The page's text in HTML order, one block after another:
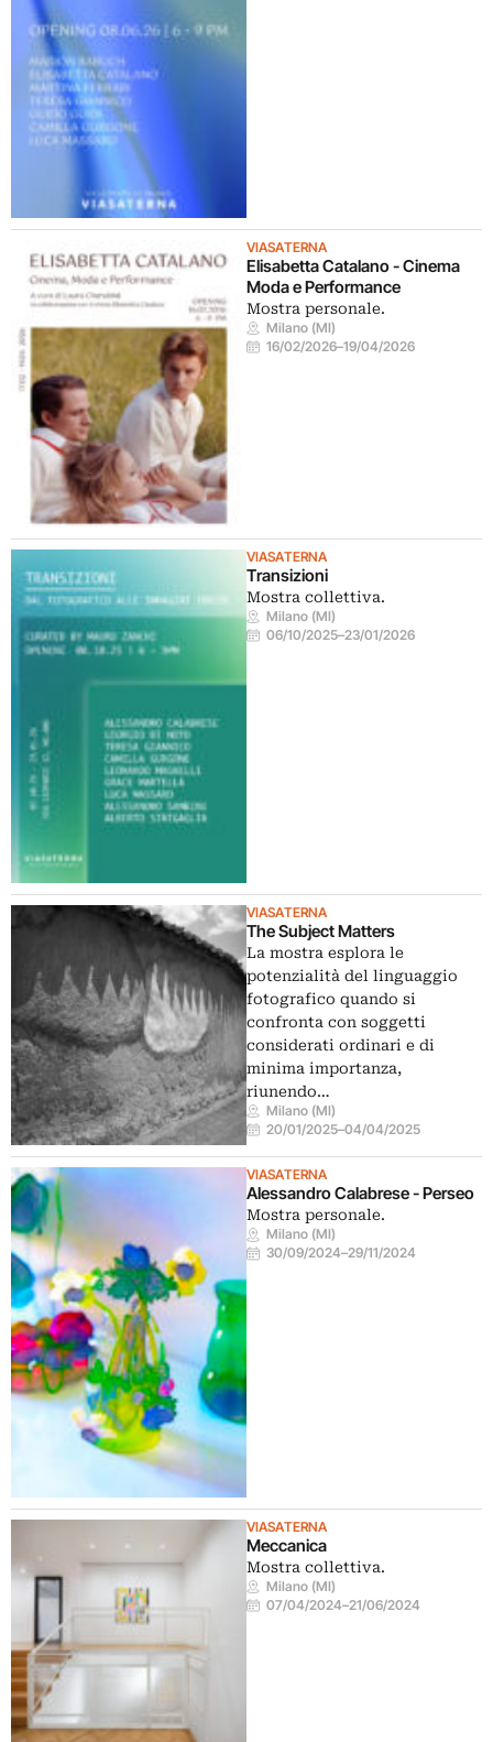
VIASATERNA
Elisabetta Catalano - Cinema
Moda e Performance
Mostra personale.
Milano (MI)
16/02/2026–19/04/2026
VIASATERNA
Transizioni
Mostra collettiva.
Milano (MI)
06/10/2025–23/01/2026
VIASATERNA
The Subject Matters
La mostra esplora le
potenzialità del linguaggio
fotografico quando si
confronta con soggetti
considerati ordinari e di
minima importanza,
riunendo…
Milano (MI)
20/01/2025–04/04/2025
VIASATERNA
Alessandro Calabrese - Perseo
Mostra personale.
Milano (MI)
30/09/2024–29/11/2024
VIASATERNA
Meccanica
Mostra collettiva.
Milano (MI)
07/04/2024–21/06/2024